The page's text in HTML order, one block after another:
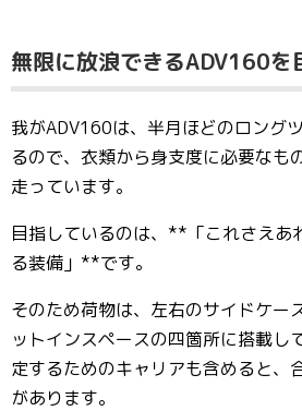
無限に放浪できるADV160を
我がADV160は、半月ほどのロング
るので、衣類から身支度に必要なも
走っています。
目指しているのは、**「これさえあ
る装備」**です。
そのため荷物は、左右のサイドケー
ットインスペースの四箇所に搭載し
定するためのキャリアも含めると、
があります。